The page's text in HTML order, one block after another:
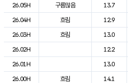
26.05H
구름많음 13.7
26.04H
흐림 12.9
26.03H
흐림 13.0
26.02H
12.2
26.01H
13.0
26.00H
흐림 14.1